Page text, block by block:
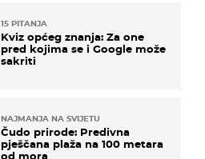
15 PITANJA
Kviz općeg znanja: Za one
pred kojima se i Google može
sakriti
NAJMANJA NA SVIJETU
Čudo prirode: Predivna
pješčana plaža na 100 metara
od mora